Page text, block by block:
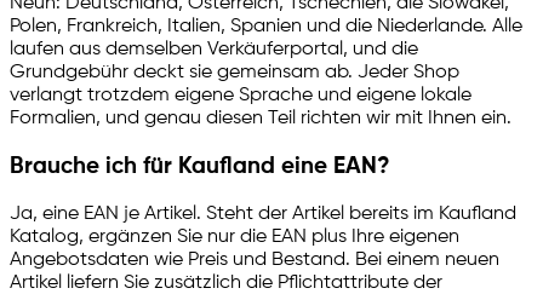
Polen, Frankreich, Italien, Spanien und die Niederlande. Alle
laufen aus demselben Verkäuferportal, und die
Grundgebühr deckt sie gemeinsam ab. Jeder Shop
verlangt trotzdem eigene Sprache und eigene lokale
Formalien, und genau diesen Teil richten wir mit Ihnen ein.
Brauche ich für Kaufland eine EAN?
Ja, eine EAN je Artikel. Steht der Artikel bereits im Kaufland
Katalog, ergänzen Sie nur die EAN plus Ihre eigenen
Angebotsdaten wie Preis und Bestand. Bei einem neuen
Artikel liefern Sie zusätzlich die Pflichtattribute der